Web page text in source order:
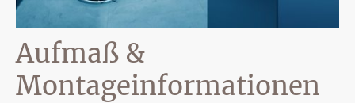
Aufmaß &
Montageinformationen